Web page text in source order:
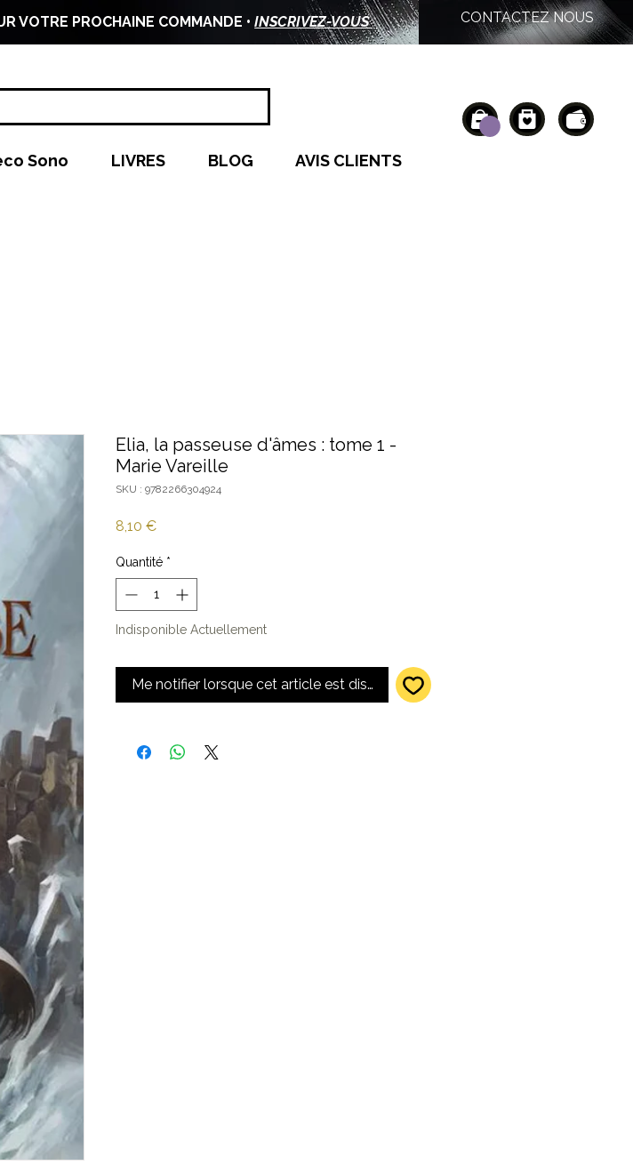
VOTRE PROCHAINE COMMANDE •INSCRIVEZ-VOUS CONTACTEZ NOUS
Sono LIVRES BLOG AVIS CLIENTS
Elia, la passeuse d'âmes : tome 1 -
Marie Vareille
SKU : 9782266304924
8,10 €Prix
Quantité *
Indisponible Actuellement
Me notifier lorsque cet article est disponible